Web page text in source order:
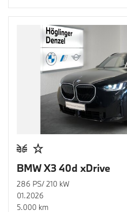
BMW X3 40d xDrive
286 PS/ 210 kW
01.2026
5.000 km